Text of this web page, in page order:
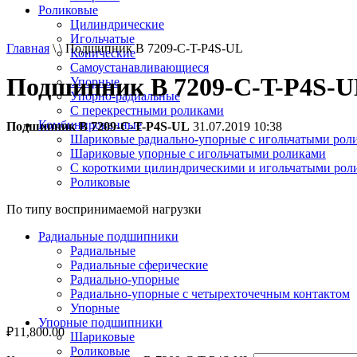
Роликовые
Цилиндрические
Игольчатые
Конические
Самоустанавливающиеся
Упорные
Упорно-радиальные
C перекрестными роликами
Комбинированные
Шариковые радиально-упорные с игольчатыми
Шариковые упорные с игольчатыми роликами
С короткими цилиндрическими и игольчатыми
Роликовые
По типу воспринимаемой нагрузки
Радиальные подшипники
Радиальные
Радиальные сферические
Радиально-упорные
Радиально-упорные с четырехточечным контактом
Упорные
Упорные подшипники
Шариковые
Роликовые
Главная \ \ Подшипник B 7209-С-T-P4S-UL
Подшипник B 7209-С-T-P4S-
Подшипник B 7209-С-T-P4S-UL 31.07.2019 10:38
₽11,800.00